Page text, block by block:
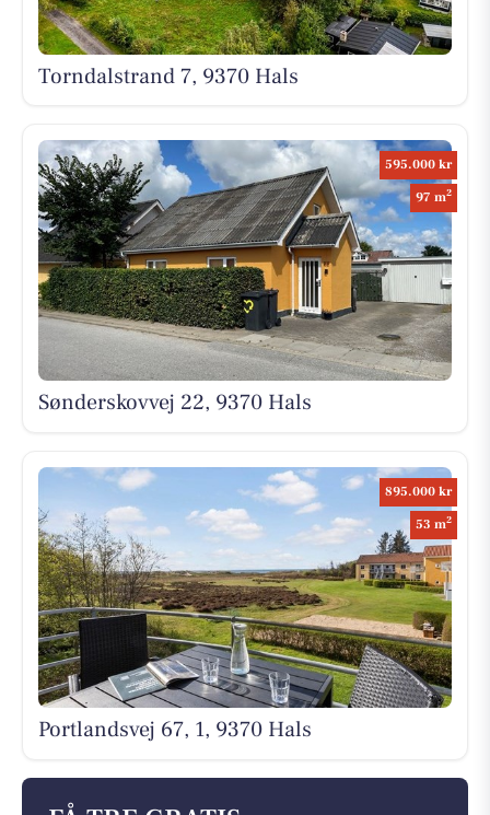
Torndalstrand 7, 9370 Hals
595.000 kr
97 m2
Sønderskovvej 22, 9370 Hals
895.000 kr
53 m2
Portlandsvej 67, 1, 9370 Hals